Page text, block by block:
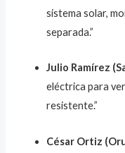
sistema solar,
separada.”
Julio Ramírez
eléctrica para
resistente.”
César Ortiz